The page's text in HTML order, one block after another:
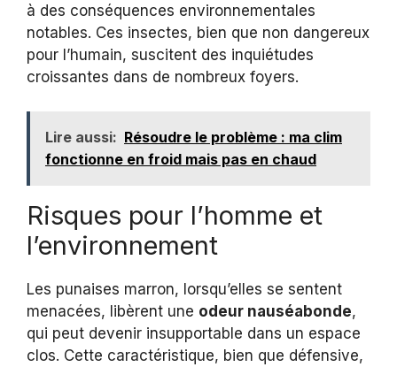
à des conséquences environnementales
notables. Ces insectes, bien que non dangereux
pour l’humain, suscitent des inquiétudes
croissantes dans de nombreux foyers.
Lire aussi: Résoudre le problème : ma clim
fonctionne en froid mais pas en chaud
Risques pour l’homme et
l’environnement
Les punaises marron, lorsqu’elles se sentent
menacées, libèrent une odeur nauséabonde,
qui peut devenir insupportable dans un espace
clos. Cette caractéristique, bien que défensive,